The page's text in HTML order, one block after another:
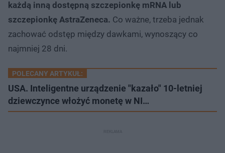
każdą inną dostępną szczepionkę mRNA lub
szczepionkę AstraZeneca. Co ważne, trzeba jednak
zachować odstęp między dawkami, wynoszący co
najmniej 28 dni.
POLECANY ARTYKUŁ:
USA. Inteligentne urządzenie "kazało" 10-letniej
dziewczynce włożyć monetę w NI…